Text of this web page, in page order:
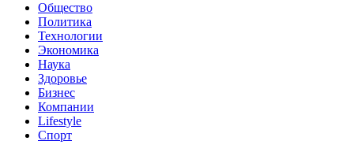
Общество
Политика
Технологии
Экономика
Наука
Здоровье
Бизнес
Компании
Lifestyle
Спорт